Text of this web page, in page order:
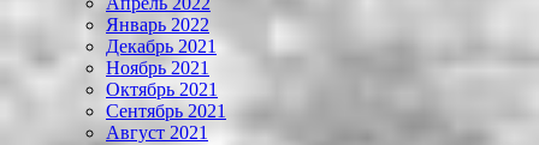
Январь 2022
Декабрь 2021
Ноябрь 2021
Октябрь 2021
Сентябрь 2021
Август 2021